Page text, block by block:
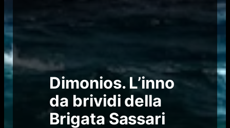
Dimonios. L’inno
da brividi della
Brigata Sassari